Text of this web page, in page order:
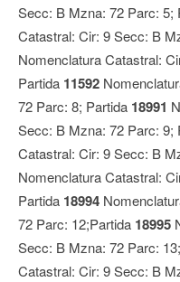
Secc: B Mzna: 72 Parc: 5;
Catastral: Cir: 9 Secc: B
Nomenclatura Catastral:
Partida 11592
72 Parc: 8; Partida 18991
Secc: B Mzna: 72 Parc: 9;
Catastral: Cir: 9 Secc: B
Nomenclatura Catastral:
Partida 18994
72 Parc: 12;Partida 18995
Secc: B Mzna: 72 Parc:
Catastral: Cir: 9 Secc: B